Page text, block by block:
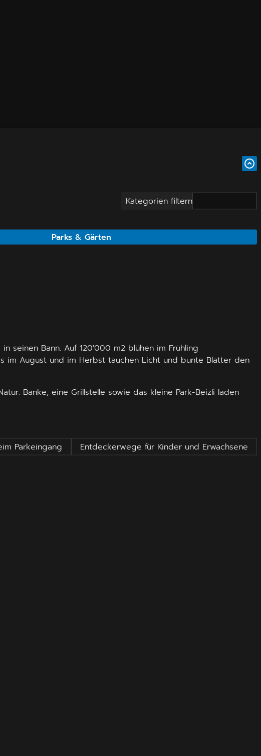
Kategorien filtern
Parks & Gärten
seinen Bann. Auf 120'000 m2 blühen im Frühling
im August und im Herbst tauchen Licht und bunte Blätter den
Bänke, eine Grillstelle sowie das kleine Park-Beizli laden
Parkeingang Entdeckerwege für Kinder und Erwachsene